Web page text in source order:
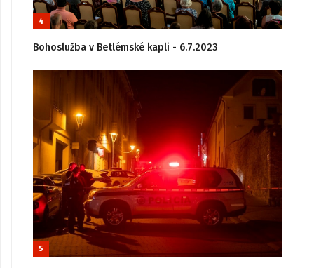
4
Bohoslužba v Betlémské kapli - 6.7.2023
5